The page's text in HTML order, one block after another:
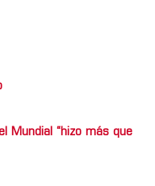
Mundial “hizo más que